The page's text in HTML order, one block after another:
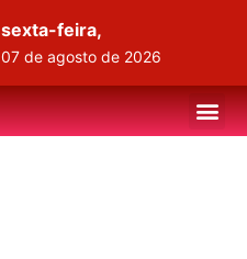
sexta-feira,
07 de agosto de 2026